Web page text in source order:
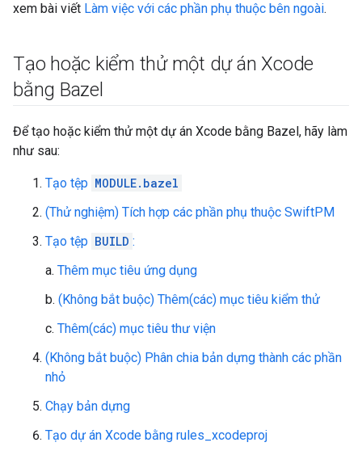
xem bài viết Làm việc với các phần phụ thuộc bên ngoài.
Tạo hoặc kiểm thử một dự án Xcode
bằng Bazel
Để tạo hoặc kiểm thử một dự án Xcode bằng Bazel, hãy làm
như sau:
Tạo tệp MODULE.bazel
(Thử nghiệm) Tích hợp các phần phụ thuộc SwiftPM
Tạo tệp BUILD :
a. Thêm mục tiêu ứng dụng
b. (Không bắt buộc) Thêm(các) mục tiêu kiểm thử
c. Thêm(các) mục tiêu thư viện
(Không bắt buộc) Phân chia bản dựng thành các phần
nhỏ
Chạy bản dựng
Tạo dự án Xcode bằng rules_xcodeproj